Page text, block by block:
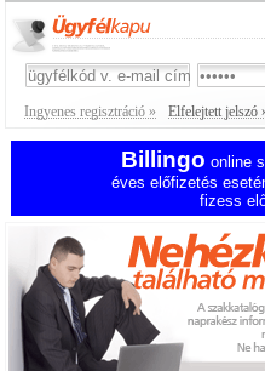
Ingyenes regisztráció » Elfelejtett jelszó
Billingo online
éves előfizetés
fizess